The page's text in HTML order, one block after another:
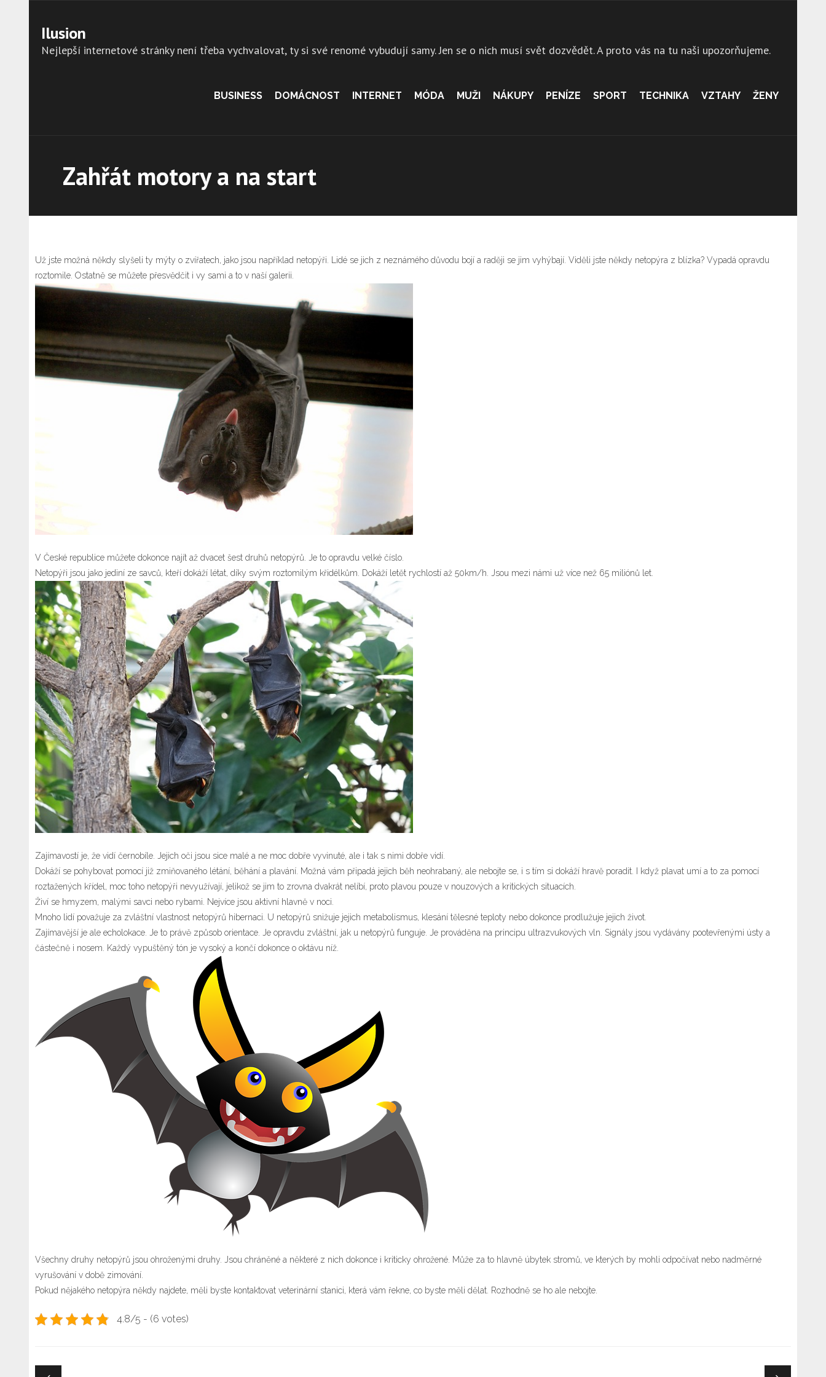
content
Ilusion
Nejlepší internetové stránky není třeba vychvalovat, ty si své renomé vybudují samy. Jen se o nich musí svět dozvědět. A proto vás na tu naši upozorňujeme.
BUSINESS DOMÁCNOST INTERNET MÓDA MUŽI NÁKUPY PENÍZE SPORT TECHNIKA VZTAHY ŽENY
Zahřát motory a na start
Už jste možná někdy slyšeli ty mýty o zvířatech, jako jsou například netopýři. Lidé se jich z neznámého důvodu bojí a raději se jim vyhýbají. Viděli jste někdy netopýra z blízka? Vypadá opravdu
roztomile. Ostatně se můžete přesvědčit i vy sami a to v naší galerii.
V České republice můžete dokonce najít až dvacet šest druhů netopýrů. Je to opravdu velké číslo.
Netopýři jsou jako jediní ze savců, kteří dokáží létat, díky svým roztomilým křidélkům. Dokáží letět rychlostí až 50km/h. Jsou mezi námi už více než 65 miliónů let.
Zajímavostí je, že vidí černobíle. Jejich oči jsou sice malé a ne moc dobře vyvinuté, ale i tak s nimi dobře vidí.
Dokáží se pohybovat pomocí již zmiňovaného létání, běhání a plavání. Možná vám připadá jejich běh neohrabaný, ale nebojte se, i s tím si dokáží hravě poradit. I když plavat umí a to za pomocí
roztažených křídel, moc toho netopýři nevyužívají, jelikož se jim to zrovna dvakrát nelíbí, proto plavou pouze v nouzových a kritických situacích.
Živí se hmyzem, malými savci nebo rybami. Nejvíce jsou aktivní hlavně v noci.
Mnoho lidí považuje za zvláštní vlastnost netopýrů hibernaci. U netopýrů snižuje jejich metabolismus, klesání tělesné teploty nebo dokonce prodlužuje jejich život.
Zajímavější je ale echolokace. Je to právě způsob orientace. Je opravdu zvláštní, jak u netopýrů funguje. Je prováděna na principu ultrazvukových vln. Signály jsou vydávány pootevřenými ústy a
částečně i nosem. Každý vypuštěný tón je vysoký a končí dokonce o oktávu níž.
Všechny druhy netopýrů jsou ohroženými druhy. Jsou chráněné a některé z nich dokonce i kriticky ohrožené. Může za to hlavně úbytek stromů, ve kterých by mohli odpočívat nebo nadměrné
vyrušování v době zimování.
Pokud nějakého netopýra někdy najdete, měli byste kontaktovat veterinární stanici, která vám řekne, co byste měli dělat. Rozhodně se ho ale nebojte.
4.8/5 - (6 votes)